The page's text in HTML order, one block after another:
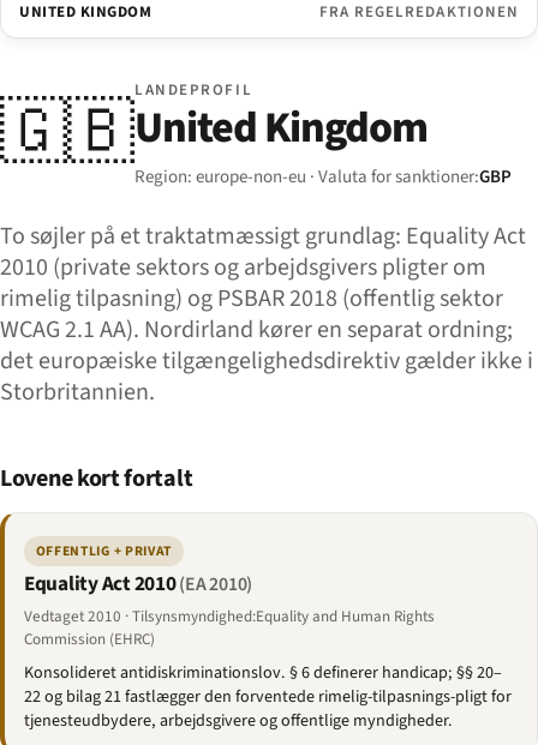
UNITED KINGDOM FRA REGELREDAKTIONEN
🇬🇧LANDEPROFIL
United Kingdom
Region: europe-non-eu · Valuta for sanktioner:GBP
To søjler på et traktatmæssigt grundlag: Equality Act
2010 (private sektors og arbejdsgivers pligter om
rimelig tilpasning) og PSBAR 2018 (offentlig sektor
WCAG 2.1 AA). Nordirland kører en separat ordning;
det europæiske tilgængelighedsdirektiv gælder ikke i
Storbritannien.
Lovene kort fortalt
OFFENTLIG + PRIVAT
Equality Act 2010(EA 2010)
Vedtaget 2010 · Tilsynsmyndighed:Equality and Human Rights
Commission (EHRC)
Konsolideret antidiskriminationslov. § 6 definerer handicap; §§ 20–
22 og bilag 21 fastlægger den forventede rimelig-tilpasnings-pligt for
tjenesteudbydere, arbejdsgivere og offentlige myndigheder.